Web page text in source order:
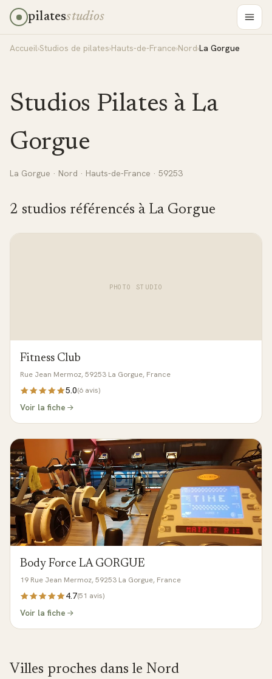
pilatesstudios
Accueil›Studios de pilates›Hauts-de-France›Nord›La Gorgue
Studios Pilates à La
Gorgue
La Gorgue · Nord · Hauts-de-France · 59253
2 studios référencés à La Gorgue
PHOTO STUDIO
Fitness Club
Rue Jean Mermoz, 59253 La Gorgue, France
5.0(6 avis)
Voir la fiche
Body Force LA GORGUE
19 Rue Jean Mermoz, 59253 La Gorgue, France
4.7(51 avis)
Voir la fiche
Villes proches dans le Nord